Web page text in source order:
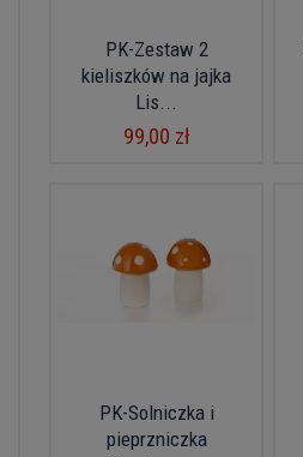
PK-Zestaw 2
kieliszków na jajka
Lis...
99,00 zł
PK-Solniczka i
pieprzniczka